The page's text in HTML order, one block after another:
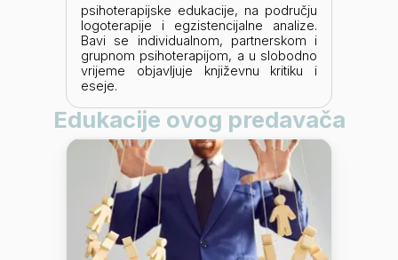
psihoterapijske edukacije, na području
logoterapije i egzistencijalne analize.
Bavi se individualnom, partnerskom i
grupnom psihoterapijom, a u slobodno
vrijeme objavljuje književnu kritiku i
eseje.
Edukacije ovog predavača